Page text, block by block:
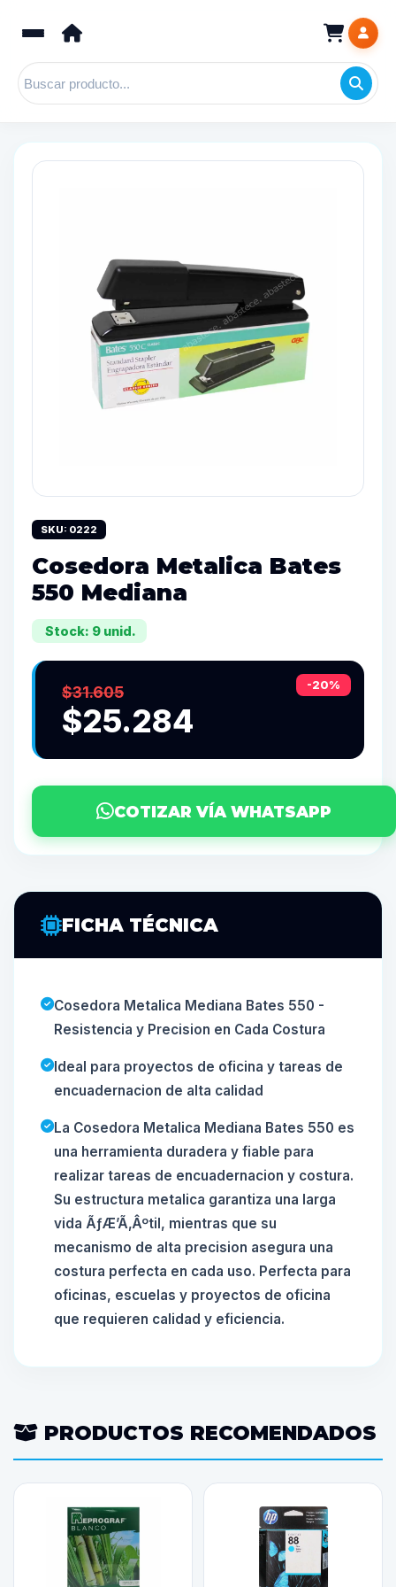
SKU: 0222
Cosedora Metalica Bates
550 Mediana
Stock: 9 unid.
-20%
$31.605
$25.284
COTIZAR VÍA WHATSAPP
FICHA TÉCNICA
Cosedora Metalica Mediana Bates 550 -
Resistencia y Precision en Cada Costura
Ideal para proyectos de oficina y tareas de
encuadernacion de alta calidad
La Cosedora Metalica Mediana Bates 550 es
una herramienta duradera y fiable para
realizar tareas de encuadernacion y costura.
Su estructura metalica garantiza una larga
vida ÃƒÆ’Ã‚Âºtil, mientras que su
mecanismo de alta precision asegura una
costura perfecta en cada uso. Perfecta para
oficinas, escuelas y proyectos de oficina
que requieren calidad y eficiencia.
PRODUCTOS RECOMENDADOS